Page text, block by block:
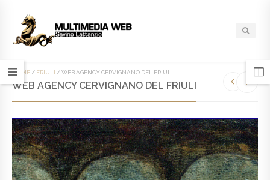
HOME / FRIULI /WEB AGENCY CERVIGNANO DEL FRIULI
WEB AGENCY CERVIGNANO DEL FRIULI